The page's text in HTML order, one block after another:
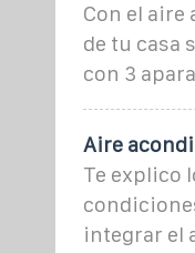
Con el aire
de tu casa
con 3
Aire
Te explico
integrar el